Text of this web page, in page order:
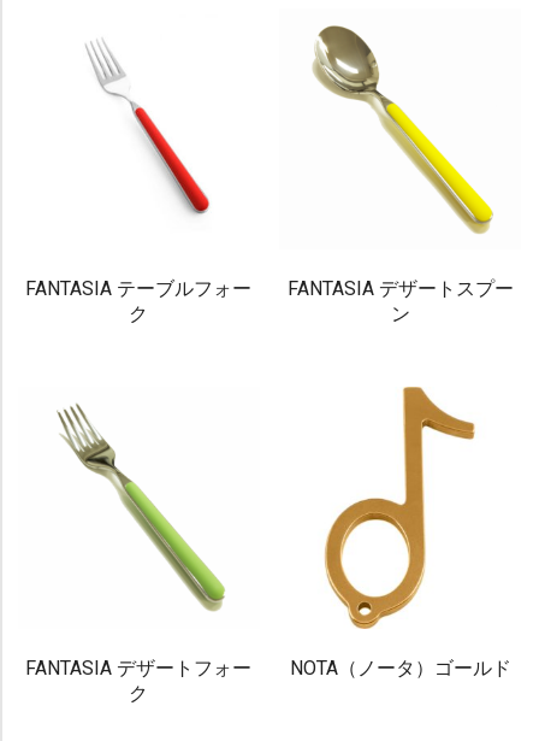
FANTASIA テーブルフォー
ク
FANTASIA デザートスプー
ン
FANTASIA デザートフォー
ク
NOTA（ノータ）ゴールド